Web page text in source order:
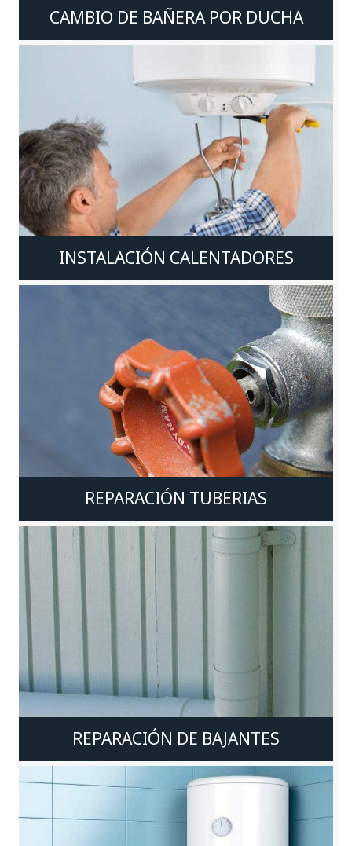
CAMBIO DE BAÑERA POR DUCHA
INSTALACIÓN CALENTADORES
REPARACIÓN TUBERIAS
REPARACIÓN DE BAJANTES